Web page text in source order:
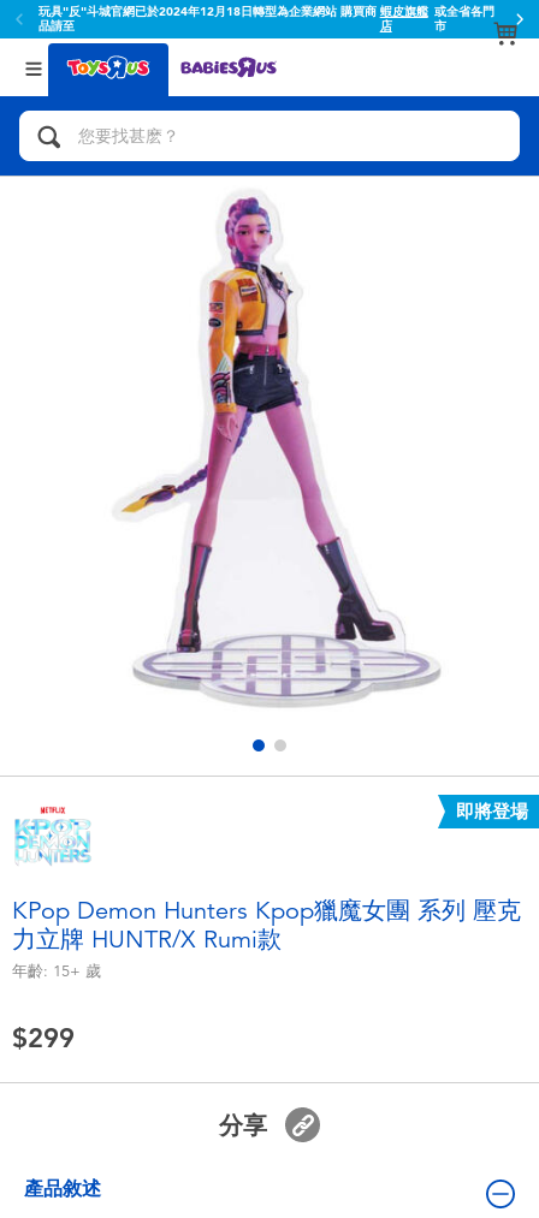
玩具"反"斗城官網已於2024年12月18日轉型為企業網站 購買商
品請至
蝦皮旗艦
店
或全省各門
市
返回
分類目錄
人氣英雄,角色扮演,射擊玩具
腳踏車,滑板車,騎乘車
拼砌組合及樂高LEGO
玩具車,貨車,火車及遙控系列
手工藝,文具,蠟筆,泥膠,畫板
娃娃, 芭比,收藏公仔
遊戲及拼圖系列
益智學習玩具
派對用品
毛毛公仔玩具
返回
品牌
Toy Story玩具總動員
Super Mario超級瑪利歐
Miniso名創優品
Disney Frozen迪士尼冰雪奇緣
NERF熱火 即將登場
KPop Demon Hunters Kpop獵魔女團 系列 壓克
力立牌 HUNTR/X Rumi款
年齡: 15+ 歲
$299
分享
產品敘述